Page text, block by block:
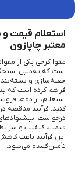
استعلام قیمت و
معتبر چاپازون
مقوا کرجی یکی از
است که به‌دلیل
جعبه‌سازی و
فراهم کرده است که
استعلام، از ده‌ها
کنید. فرآیند
درخواست،
قیمت، کیفیت و شرایط
این فرآیند باعث
تأمین‌کننده می‌شود.